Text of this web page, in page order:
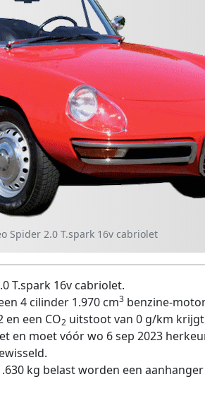
Spider 2.0 T.spark 16v cabriolet
T.spark 16v cabriolet.
4 cilinder 1.970 cm3 benzine-
een CO2 uitstoot van 0 g/km
en moet vóór wo 6 sep 2023
kg belast worden een